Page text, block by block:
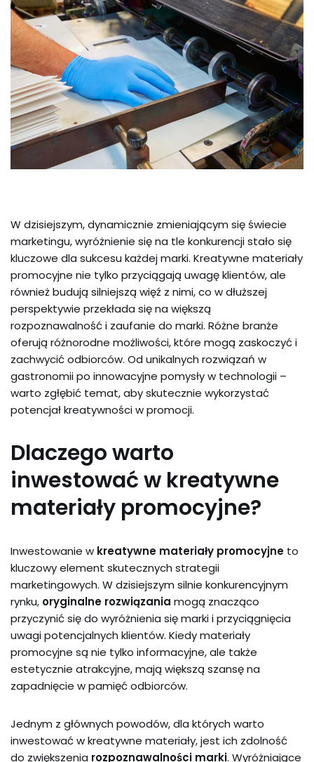
W dzisiejszym, dynamicznie zmieniającym się świecie
marketingu, wyróżnienie się na tle konkurencji stało się
kluczowe dla sukcesu każdej marki. Kreatywne materiały
promocyjne nie tylko przyciągają uwagę klientów, ale
również budują silniejszą więź z nimi, co w dłuższej
perspektywie przekłada się na większą
rozpoznawalność i zaufanie do marki. Różne branże
oferują różnorodne możliwości, które mogą zaskoczyć i
zachwycić odbiorców. Od unikalnych rozwiązań w
gastronomii po innowacyjne pomysły w technologii –
warto zgłębić temat, aby skutecznie wykorzystać
potencjał kreatywności w promocji.
Dlaczego warto
inwestować w kreatywne
materiały promocyjne?
Inwestowanie w kreatywne materiały promocyjne to
kluczowy element skutecznych strategii
marketingowych. W dzisiejszym silnie konkurencyjnym
rynku, oryginalne rozwiązania mogą znacząco
przyczynić się do wyróżnienia się marki i przyciągnięcia
uwagi potencjalnych klientów. Kiedy materiały
promocyjne są nie tylko informacyjne, ale także
estetycznie atrakcyjne, mają większą szansę na
zapadnięcie w pamięć odbiorców.
Jednym z głównych powodów, dla których warto
inwestować w kreatywne materiały, jest ich zdolność
do zwiększenia rozpoznawalności marki. Wyróżniające